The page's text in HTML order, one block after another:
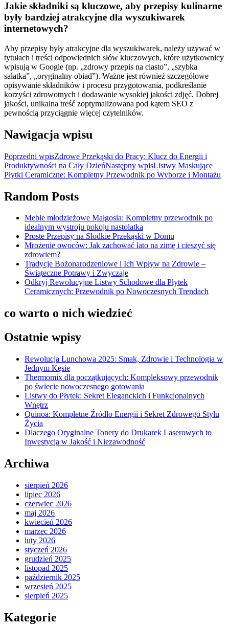
Jakie składniki są kluczowe, aby przepisy kulinarne
były bardziej atrakcyjne dla wyszukiwarek
internetowych?
Aby przepisy były atrakcyjne dla wyszukiwarek, należy używać w
tytułach i treści odpowiednich słów kluczowych, które użytkownicy
wpisują w Google (np. „zdrowy przepis na ciasto”, „szybka
sałatka”, „oryginalny obiad”). Ważne jest również szczegółowe
opisywanie składników i procesu przygotowania, podkreślanie
korzyści zdrowotnych i dodawanie wysokiej jakości zdjęć. Dobrej
jakości, unikalna treść zoptymalizowana pod kątem SEO z
pewnością przyciągnie więcej czytelników.
Nawigacja wpisu
Poprzedni wpisZdrowe Przekąski do Pracy: Klucz do Energii i
Produktywności na Cały DzieńNastępny wpisListwy Maskujące
Płytki Ceramiczne: Kompletny Przewodnik po Wyborze i Montażu
Random Posts
Meble młodzieżowe Małgosia: Kompletny przewodnik po
idealnym wystroju pokoju nastolatka
Proste Przepisy na Słodkie Przekąski w Domu
Mrożenie owoców: Jak zachować lato na zimę i cieszyć się
zdrowiem?
Tradycje Bożonarodzeniowe i Ich Wpływ na Zdrowie –
Świąteczne Potrawy i Zwyczaje
Odkryj Rewolucyjne Listwy Schodowe dla Płytek
Ceramicznych: Przewodnik po Nowoczesnych Trendach
co warto o nich wiedzieć
Ostatnie wpisy
Rewolucja Lunchowa 2025: Smak, Zdrowie i Technologia w
Jednym Kęsie
Thermomix dla początkujących: Kompleksowy przewodnik
po świecie nowoczesnego gotowania
Listwy do Płytek: Sekret Eleganckich i Funkcjonalnych
Wnętrz
Quinoa: Kompletne Źródło Energii i Sekret Zdrowego Stylu
Życia
Dlaczego Oryginalne Tonery do Drukarek Laserowych to
Inwestycja w Jakość i Niezawodność
Archiwa
sierpień 2026
lipiec 2026
czerwiec 2026
maj 2026
kwiecień 2026
marzec 2026
luty 2026
styczeń 2026
grudzień 2025
listopad 2025
październik 2025
wrzesień 2025
sierpień 2025
Kategorie